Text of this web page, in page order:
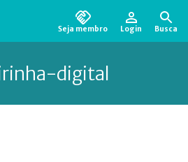
Seja membro Login Busca
digital